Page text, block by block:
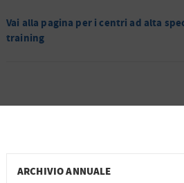
Vai alla pagina per i centri ad alta
training
ARCHIVIO ANNUALE